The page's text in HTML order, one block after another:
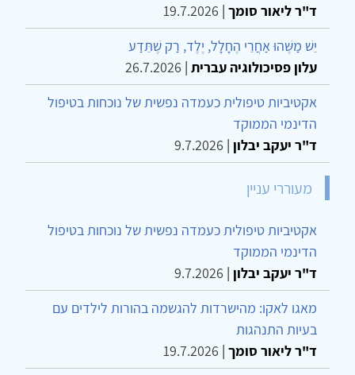
ד"ר ליאור סומך |
19.7.2026
יֵשׁ מַשֶּׁהוּ אַחֲרֵי הֶחָלָל, יֶלֶד, רַק שֶׁתֵּדַע
עלון פסיכולוגיה עברית |
26.7.2026
אקטיביות טיפולית כעמדה נפשית של נוכחות בטיפול
הדינמי הממוקד
ד"ר יעקב יבלון |
9.7.2026
מעוררי עניין
אקטיביות טיפולית כעמדה נפשית של נוכחות בטיפול
הדינמי הממוקד
ד"ר יעקב יבלון |
9.7.2026
מאגו לאקו: מהישרדות להגשמה בהורות לילדים עם
בעיות התנהגות
ד"ר ליאור סומך |
19.7.2026